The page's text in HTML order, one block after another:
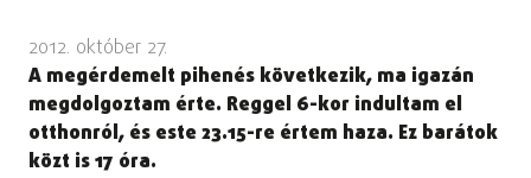
2012. október 27.
A megérdemelt pihenés következik, ma igazán
megdolgoztam érte. Reggel 6-kor indultam el
otthonról, és este 23.15-re értem haza. Ez barátok
közt is 17 óra.